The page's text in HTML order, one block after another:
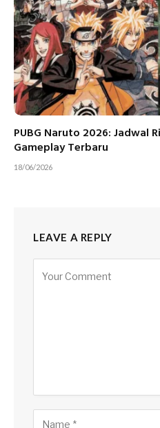
PUBG Naruto 2026: Jadwal
Gameplay Terbaru
18/06/2026
LEAVE A REPLY